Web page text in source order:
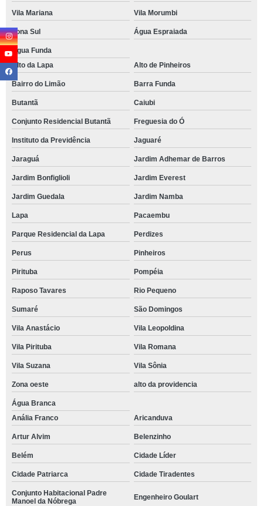
Vila Mariana Vila Morumbi
Zona Sul Água Espraiada
Água Funda
Alto da Lapa
Alto de Pinheiros
Bairro do Limão Barra Funda
Butantã Caiubi
Conjunto Residencial Butantã Freguesia do Ó
Instituto da Previdência Jaguaré
Jaraguá Jardim Adhemar de Barros
Jardim Bonfiglioli Jardim Everest
Jardim Guedala Jardim Namba
Lapa Pacaembu
Parque Residencial da Lapa Perdizes
Perus Pinheiros
Pirituba Pompéia
Raposo Tavares Rio Pequeno
Sumaré São Domingos
Vila Anastácio Vila Leopoldina
Vila Pirituba Vila Romana
Vila Suzana Vila Sônia
Zona oeste alto da providencia
Água Branca
Anália Franco
Aricanduva
Artur Alvim Belenzinho
Belém Cidade Líder
Cidade Patriarca Cidade Tiradentes
Conjunto Habitacional Padre
Manoel da Nóbrega
Engenheiro Goulart